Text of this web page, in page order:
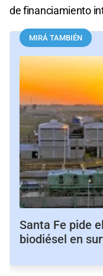
de financiamiento
MIRÁ TAMBIÉN
Santa Fe pide
biodiésel en